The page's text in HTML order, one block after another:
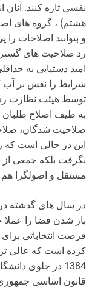
نفسی تازه کنند.
هشتم) ، گروه های
و بتوانند اصلاحات
رد صلاحیت های
امید دستیابی به
شرایط را نقش بر آب
توسط هیئت نظارت رد
به طیف اصلاح طلبان
صلاحیت شدگان،
این در حالی است که
نگرفت بلکه جمعی از
مستقل و اصولگرا
در سال های گذشته در
باز شدن فضا را عملا
فرصت انتخاباتی
1384 در جلوی
قانون اساسی جمهوری